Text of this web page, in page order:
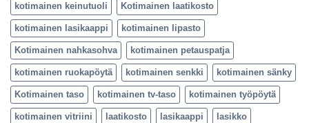
kotimainen keinutuoli Kotimainen laatikosto
kotimainen lasikaappi kotimainen lipasto
Kotimainen nahkasohva kotimainen petauspatja
kotimainen ruokapöytä kotimainen senkki kotimainen sänky
Kotimainen taso kotimainen tv-taso kotimainen työpöytä
kotimainen vitriini laatikosto lasikaappi lasikko